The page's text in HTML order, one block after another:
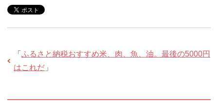
「 ふるさと納税おすすめ米、肉、魚、油。最後の5000円
はこれだ 」